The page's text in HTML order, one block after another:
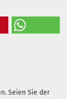
Seien Sie der